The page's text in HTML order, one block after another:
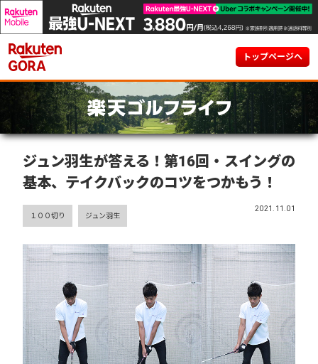
トップページへ
ジュン羽生が答える！第16回・スイングの
基本、テイクバックのコツをつかもう！
2021.11.01
１００切り
ジュン羽生